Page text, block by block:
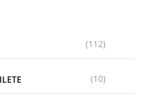
(112)
(10)